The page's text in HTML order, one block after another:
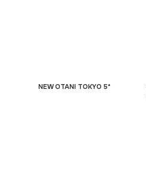
NEW OTANI TOKYO 5*